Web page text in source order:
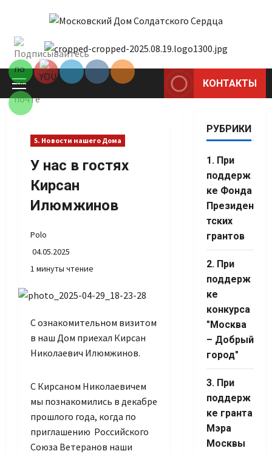
содержимому
Основное
меню
КОНТАКТЫ
5. Новости нашего Дома
У нас в гостях
Кирсан
Илюмжинов
Polo
04.05.2025
1 минуты чтение
С ознакомительном визитом
в наш Дом приехал Кирсан
Николаевич Илюмжинов.
С Кирсаном Николаевичем
мы познакомились в декабре
прошлого года, когда по
приглашению Российского
Союза Ветеранов наши
РУБРИКИ
1. При
поддерж
ке Фонда
Президен
тских
грантов
2. При
поддерж
ке
конкурса
"Москва
– Добрый
город"
3. При
поддерж
ке гранта
Мэра
Москвы
Set Youtube
Channel ID
Set Youtube
Channel ID